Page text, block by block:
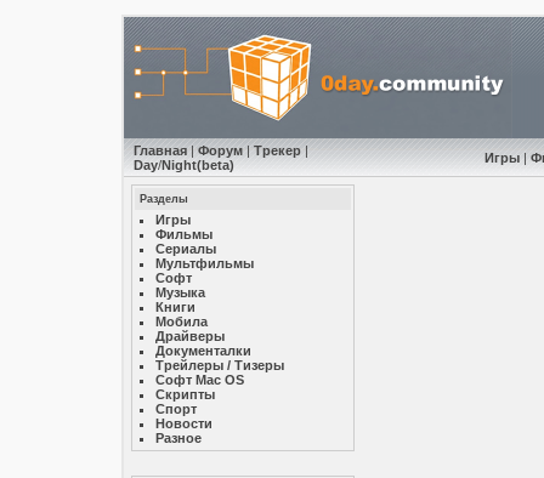
Главная| Форум| Трекер|
Day/Night(beta) Игры|
Разделы
Игры
Фильмы
Сериалы
Мультфильмы
Софт
Музыкa
Книги
Мобила
Драйверы
Документалки
Трейлеры / Тизеры
Софт Mac OS
Скрипты
Спорт
Новости
Разное